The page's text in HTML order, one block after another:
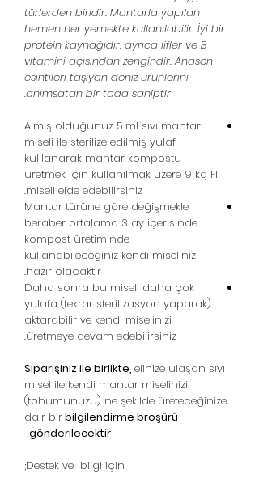
türlerden biridir. Mantarla yapılan
hemen her yemekte kullanılabilir. İyi bir
protein kaynağıdır, ayrıca lifler ve B
vitamini açısından zengindir. Anason
esintileri taşıyan deniz ürünlerini
anımsatan bir tada sahiptir.
Almış olduğunuz 5 ml sıvı mantar
miseli ile sterilize edilmiş yulaf
kulllanarak mantar kompostu
üretmek için kullanılmak üzere 9 kg F1
miseli elde edebilirsiniz.
Mantar türüne göre değişmekle
beraber ortalama 3 ay içerisinde
kompost üretiminde
kullanabileceğiniz kendi miseliniz
hazır olacaktır.
Daha sonra bu miseli daha çok
yulafa (tekrar sterilizasyon yaparak)
aktarabilir ve kendi miselinizi
üretmeye devam edebilirsiniz.
Siparişiniz ile birlikte, elinize ulaşan sıvı
misel ile kendi mantar miselinizi
(tohumunuzu) ne şekilde üreteceğinize
dair birbilgilendirme broşürü
gönderilecektir.
Destek ve bilgi için;